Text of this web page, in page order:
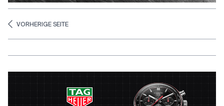
VORHERIGE SEITE